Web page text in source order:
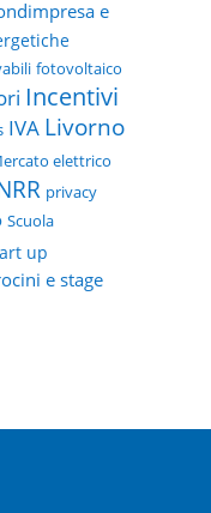
e
fotovoltaico
Incentivi
IVA Livorno
elettrico
privacy
Scuola
up
e stage